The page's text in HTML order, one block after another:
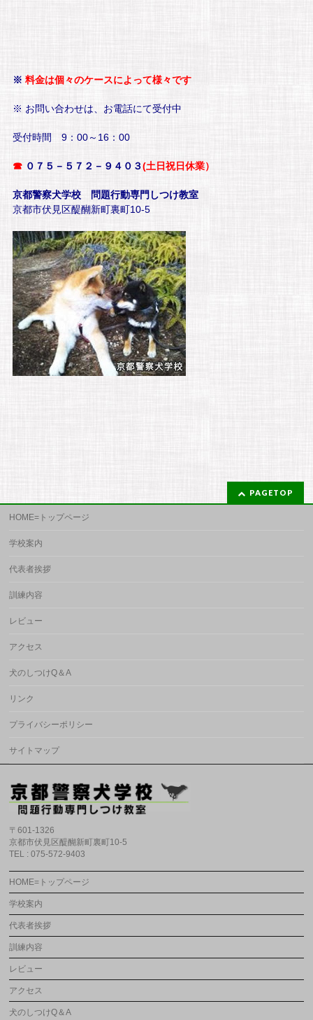
※料金は個々のケースによって様々です
※ お問い合わせは、お電話にて受付中
受付時間 9：00～16：00
☎ ０７５－５７２－９４０３(土日祝日休業）
京都警察犬学校 問題行動専門しつけ教室
京都市伏見区醍醐新町裏町10-5
PAGETOP
HOME=トップページ
学校案内
代表者挨拶
訓練内容
レビュー
アクセス
犬のしつけQ＆A
リンク
プライバシーポリシー
サイトマップ
〒601-1326
京都市伏見区醍醐新町裏町10-5
TEL : 075-572-9403
HOME=トップページ
学校案内
代表者挨拶
訓練内容
レビュー
アクセス
犬のしつけQ＆A